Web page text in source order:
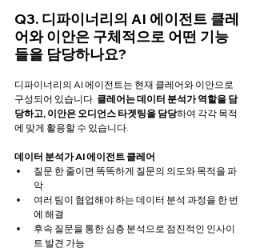
Q3. 디파이너리의 AI 에이전트 클레
어와 이안은 구체적으로 어떤 기능
들을 담당하나요?
디파이너리의 AI 에이전트는 현재 클레어와 이안으로
구성되어 있습니다. 클레어는 데이터 분석가 역할을 담
당하고, 이안은 오디언스 타겟팅을 담당하여 각각 목적
에 맞게 활용할 수 있습니다.
데이터 분석가 AI 에이전트 클레어
질문 한 줄이면 똑똑하게 질문의 의도와 목적을 파
악
여러 팀이 협업해야 하는 데이터 분석 과정을 한 번
에 해결
후속 질문을 통한 심층 분석으로 점진적인 인사이
트 발견 가능